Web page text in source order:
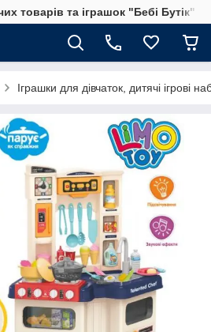
товарів та іграшок "Бебі Бутік"
Іграшки для дівчаток, дитячі ігрові